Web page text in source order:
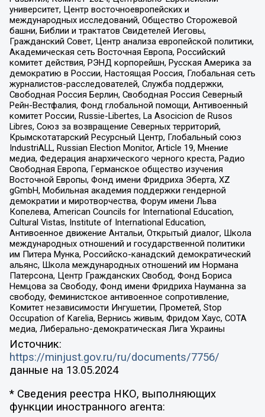
университет, Центр восточноевропейских и
международных исследований, Общество Сторожевой
башни, Библии и трактатов Свидетелей Иеговы,
Гражданский Совет, Центр анализа европейской политики,
Академическая сеть Восточная Европа, Российский
комитет действия, РЭНД корпорейшн, Русская Америка за
демократию в России, Настоящая Россия, Глобальная сеть
журналистов-расследователей, Служба поддержки,
Свободная Россия Берлин, Свободная Россия Северный
Рейн-Вестфалия, Фонд глобальной помощи, Антивоенный
комитет России, Russie-Libertes, La Asocicion de Rusos
Libres, Союз за возвращение Северных территорий,
Крымскотатарский Ресурсный Центр, Глобальный союз
IndustriALL, Russian Election Monitor, Article 19, Мнение
медиа, Федерация анархического черного креста, Радио
Свободная Европа, Германское общество изучения
Восточной Европы, Фонд имени Фридриха Эберта, XZ
gGmbH, Мобильная академия поддержки гендерной
демократии и миротворчества, Форум имени Льва
Копелева, American Councils for International Education,
Cultural Vistas, Institute of International Education,
Антивоенное движение Антальи, Открытый диалог, Школа
международных отношений и государственной политики
им Питера Мунка, Российско-канадский демократический
альянс, Школа международных отношений им Нормана
Патерсона, Центр Гражданских Свобод, Фонд Бориса
Немцова за Свободу, Фонд имени Фридриха Науманна за
свободу, Феминистское антивоенное сопротивление,
Комитет независимости Ингушетии, Прометей, Stop
Occupation of Karelia, Вернись живым, Фридом Хаус, СОТА
медиа, Либерально-демократическая Лига Украины
Источник:
https://minjust.gov.ru/ru/documents/7756/
данные на 13.05.2024
* Сведения реестра НКО, выполняющих
функции иностранного агента: